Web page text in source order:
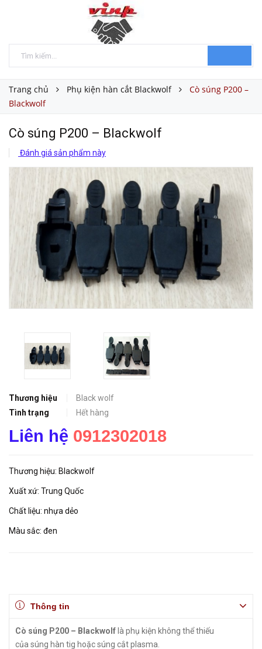
Trang chủ Phụ kiện hàn cắt Blackwolf
Cò súng P200 –
Blackwolf
Cò súng P200 – Blackwolf
Đánh giá sản phẩm này
Thương hiệu
Black wolf
Tình trạng
Hết hàng
Liên hệ 0912302018
Thương hiệu: Blackwolf
Xuất xứ: Trung Quốc
Chất liệu: nhựa dẻo
Màu sắc: đen
Thông tin
Cò súng P200 – Blackwolf là phụ kiện không thể thiếu
của súng hàn tig hoặc súng cắt plasma.